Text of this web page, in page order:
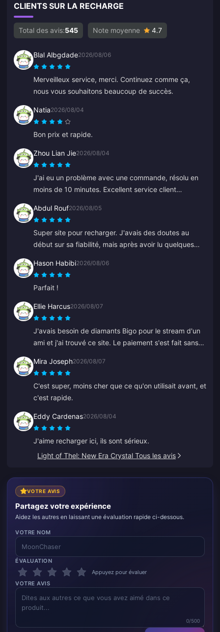
CLIENTS SUR LA RECHARGE
Total des avis:545 Note moyenne 4.7
Blal Albgdade2026/08/06
Merveilleux service, merci. Continuez comme ça,
nous vous souhaitons beaucoup de succès.
Natia2026/08/04
Bon prix et rapide.
Zhou Lian Jie2026/08/04
J'ai eu un problème avec une commande, résolu en
moins de 10 minutes. Excellent service client
Abdul Rouf2026/08/05
Super site pour recharger. J'avais des doutes au
début sur sa fiabilité, mais après avoir lu quelques
moins de 2 minutes, donc je suis très satisfait.
Hason Habibi2026/08/06
Parfait !
Ellie Harcus2026/08/07
J'avais besoin de diamants Bigo pour le stream d'un
ami et j'ai trouvé ce site. Le paiement s'est fait sans
Mira Joseph2026/08/07
C'est super, moins cher que ce qu'on utilisait avant, et
c'est rapide.
Eddy Cardenas2026/08/04
J'aime recharger ici, ils sont sérieux.
Light of Thel: New Era Crystal Tous les avis
VOTRE AVIS
Partagez votre expérience
Aidez les autres en laissant une évaluation rapide ci-dessous.
VOTRE NOM
ÉVALUATION
Appuyez pour évaluer
VOTRE AVIS
0/500